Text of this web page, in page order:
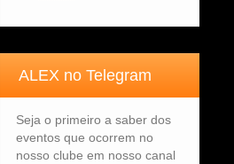
ALEX no Telegram
Seja o primeiro a saber dos
eventos que ocorrem no
nosso clube em nosso canal